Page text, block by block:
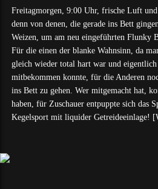
Freitagmorgen, 9:00 Uhr, frische Luft
denn von denen, die gerade ins Bett
Weizen, um am neu eingeführten Flunky
Für die einen der blanke Wahnsinn, da
gleich wieder total hart war und eigentlich
mitbekommen konnte, für die Anderen
ins Bett zu gehen. Wer mitgemacht hat,
haben, für Zuschauer entpuppte sich das
Kegelsport mit liquider Getreideeinlage!